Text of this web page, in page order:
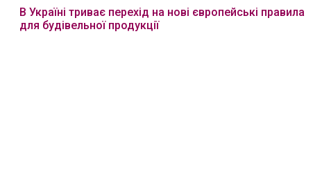
В Україні триває перехід на нові європейські правила
для будівельної продукції